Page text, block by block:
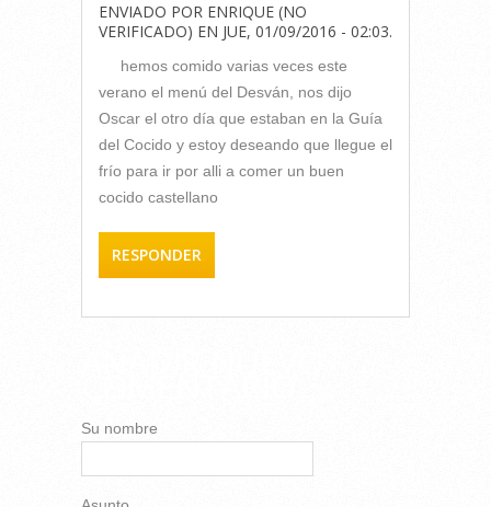
ENVIADO POR ENRIQUE (NO
VERIFICADO) EN JUE, 01/09/2016 - 02:03.
hemos comido varias veces este
verano el menú del Desván, nos dijo
Oscar el otro día que estaban en la Guía
del Cocido y estoy deseando que llegue el
frío para ir por alli a comer un buen
cocido castellano
RESPONDER
Su nombre